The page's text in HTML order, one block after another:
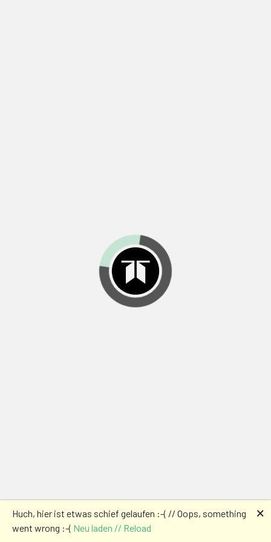
Huch, hier ist etwas schief gelaufen :-( // Oops, something
went wrong :-( Neu laden // Reload
🗙